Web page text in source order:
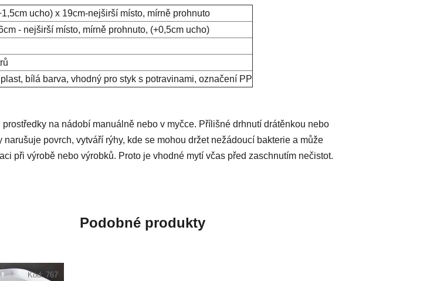
ucho) x 19cm-nejširší místo, mírně prohnuto
- nejširší místo, mírně prohnuto, (+0,5cm ucho)
bílá barva, vhodný pro styk s potravinami, označení PP
prostředky na nádobí manuálně nebo v myčce. Přílišné drhnutí drátěnkou nebo
narušuje povrch, vytváří rýhy, kde se mohou držet nežádoucí bakterie a může
při výrobě nebo výrobků. Proto je vhodné mytí včas před zaschnutím nečistot.
Podobné produkty
Kód: 767